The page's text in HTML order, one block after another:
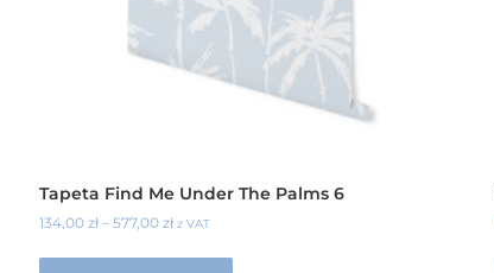
Tapeta Find Me Under The Palms 6
134,00 zł –577,00 zł z VAT